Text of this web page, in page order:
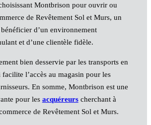
Montbrison pour ouvrir ou
de Revêtement Sol et Murs, un
d’un environnement
et d’une clientèle fidèle.
bien desservie par les transports en
l’accès au magasin pour les
En somme, Montbrison est une
pour les acquéreurscherchant à
de Revêtement Sol et Murs.